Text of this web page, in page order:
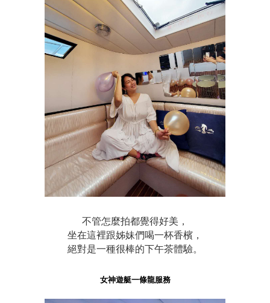
不管怎麼拍都覺得好美，
坐在這裡跟姊妹們喝一杯香檳，
絕對是一種很棒的下午茶體驗。
女神遊艇一條龍服務